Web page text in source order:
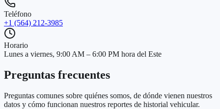
Teléfono
+1 (564) 212-3985
Horario
Lunes a viernes, 9:00 AM – 6:00 PM hora del Este
Preguntas frecuentes
Preguntas comunes sobre quiénes somos, de dónde vienen nuestros
datos y cómo funcionan nuestros reportes de historial vehicular.